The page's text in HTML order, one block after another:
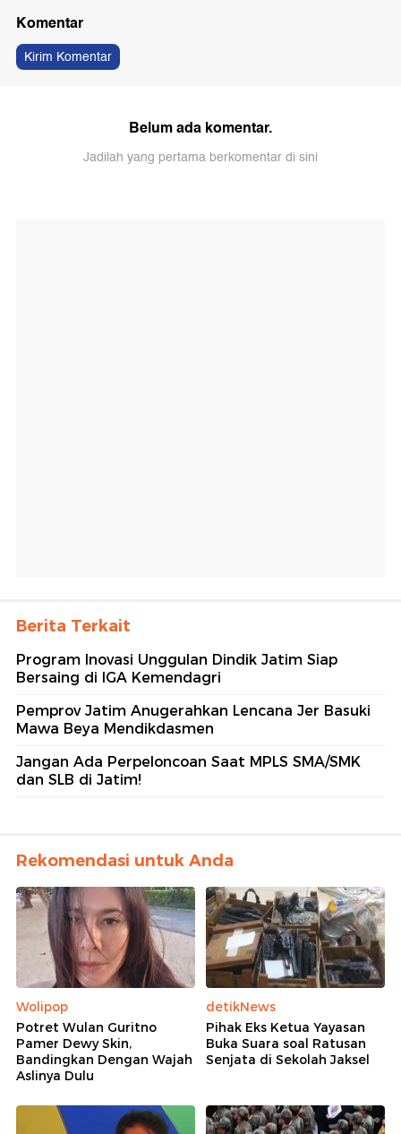
Komentar
Kirim Komentar
Belum ada komentar.
Jadilah yang pertama berkomentar di sini
Berita Terkait
Program Inovasi Unggulan Dindik Jatim Siap
Bersaing di IGA Kemendagri
Pemprov Jatim Anugerahkan Lencana Jer Basuki
Mawa Beya Mendikdasmen
Jangan Ada Perpeloncoan Saat MPLS SMA/SMK
dan SLB di Jatim!
Rekomendasi untuk Anda
Wolipop
Potret Wulan Guritno
Pamer Dewy Skin,
Bandingkan Dengan Wajah
Aslinya Dulu
detikNews
Pihak Eks Ketua Yayasan
Buka Suara soal Ratusan
Senjata di Sekolah Jaksel